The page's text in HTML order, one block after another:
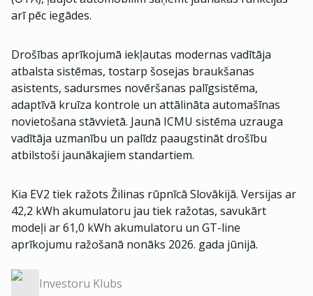
arī pēc iegādes.
Drošības aprīkojumā iekļautas modernas vadītāja
atbalsta sistēmas, tostarp šosejas braukšanas
asistents, sadursmes novēršanas palīgsistēma,
adaptīvā kruīza kontrole un attālināta automašīnas
novietošana stāvvietā. Jaunā ICMU sistēma uzrauga
vadītāja uzmanību un palīdz paaugstināt drošību
atbilstoši jaunākajiem standartiem.
Kia EV2 tiek ražots Žilinas rūpnīcā Slovākijā. Versijas ar
42,2 kWh akumulatoru jau tiek ražotas, savukārt
modeļi ar 61,0 kWh akumulatoru un GT-line
aprīkojumu ražošanā nonāks 2026. gada jūnijā.
Investoru Klubs